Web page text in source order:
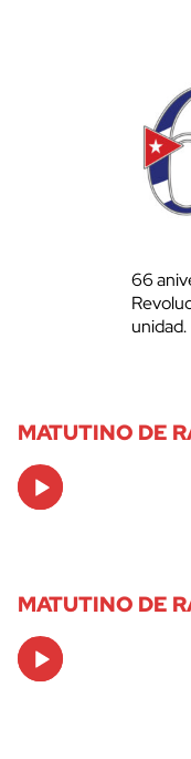
66
unidad.
MATUTINO DE
Audio
Player
MATUTINO DE
Audio
Player